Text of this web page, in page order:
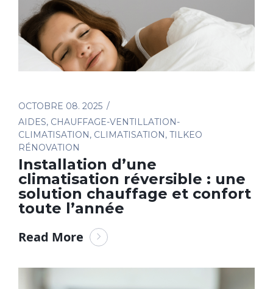
OCTOBRE 08. 2025
AIDES, CHAUFFAGE-VENTILLATION-
CLIMATISATION, CLIMATISATION, TILKEO
RÉNOVATION
Installation d’une
climatisation réversible : une
solution chauffage et confort
toute l’année
Read More